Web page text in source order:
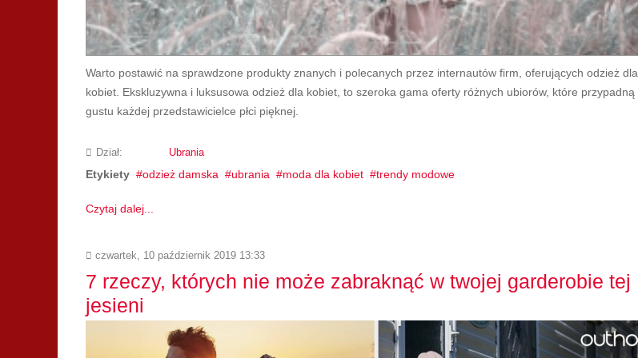
Warto postawić na sprawdzone produkty znanych i polecanych przez internautów firm, oferujących odzież dla
kobiet. Ekskluzywna i luksusowa odzież dla kobiet, to szeroka gama oferty różnych ubiorów, które przypadną
gustu każdej przedstawicielce płci pięknej.
Dział: Ubrania
Etykiety odzież damska ubrania moda dla kobiet trendy modowe
Czytaj dalej...
czwartek, 10 październik 2019 13:33
7 rzeczy, których nie może zabraknąć w twojej garderobie tej
jesieni